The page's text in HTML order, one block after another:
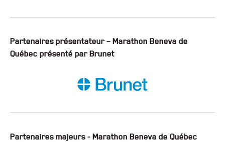
Partenaires présentateur – Marathon Beneva de
Québec présenté par Brunet
Partenaires majeurs - Marathon Beneva de Québec